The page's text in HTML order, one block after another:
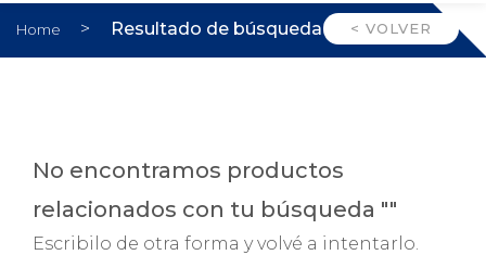
Home > Resultado de búsqueda < VOLVER
No encontramos productos
relacionados con tu búsqueda ""
Escribilo de otra forma y volvé a intentarlo.